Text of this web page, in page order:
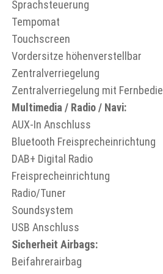
Sprachsteuerung
Tempomat
Touchscreen
Vordersitze höhenverstellbar
Zentralverriegelung
Zentralverriegelung mit
Multimedia / Radio / Navi:
AUX-In Anschluss
Bluetooth Freisprecheinrichtung
DAB+ Digital Radio
Freisprecheinrichtung
Radio/Tuner
Soundsystem
USB Anschluss
Sicherheit Airbags:
Beifahrerairbag